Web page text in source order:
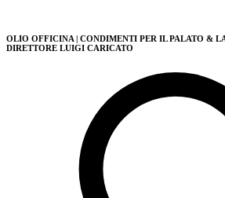
OLIO OFFICINA | CONDIMENTI PER IL PALATO &
DIRETTORE LUIGI CARICATO